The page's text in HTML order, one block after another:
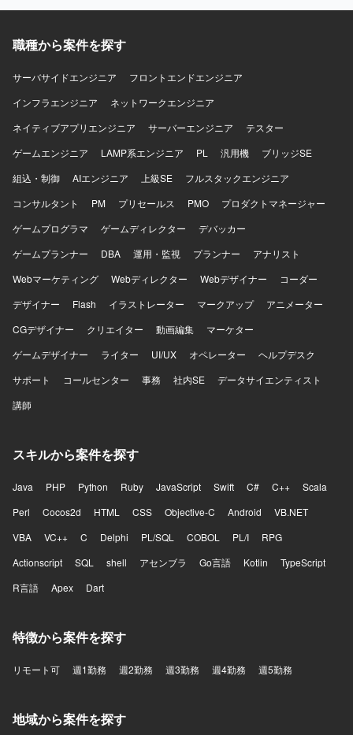
C++による開発経験やUML設計、GoogleTestやAstahなどの
きる環境です。 【開発環境】 開発環境はWindows、実機環
境はμITRONとなります。主な使用言語はC++およびCで
す。UMLドキュメント作成ツールとしてAstahを利用する場
合があります。
職種から案件を探す
サーバサイドエンジニア
フロントエンドエンジニア
インフラエンジニア
ネットワークエンジニア
ネイティブアプリエンジニア
サーバーエンジニア
テスター
ゲームエンジニア
LAMP系エンジニア PL 汎用機
ブリッジSE
組込・制御
AIエンジニア 上級SE
フルスタックエンジニア
コンサルタント
PM プリセールス PMO
プロダクトマネージャー
ゲームプログラマ
ゲームディレクター
デバッカー
ゲームプランナー
DBA 運用・監視 プランナー
アナリスト
Webマーケティング
Webディレクター Webデザイナー
コーダー
デザイナー
Flash イラストレーター マークアップ
アニメーター
CGデザイナー
クリエイター 動画編集
マーケター
ゲームデザイナー
ライター UI/UX オペレーター
ヘルプデスク
サポート
コールセンター 事務 社内SE
データサイエンティスト
講師
スキルから案件を探す
Java PHP Python Ruby JavaScript Swift C# C++
Scala
Perl
Cocos2d HTML CSS Objective-C Android
VB.NET
VBA
VC++ C Delphi PL/SQL COBOL PL/I
RPG
Actionscript
SQL shell アセンブラ Go言語 Kotlin
TypeScript
R言語
Apex Dart
特徴から案件を探す
リモート可 週1勤務 週2勤務 週3勤務 週4勤務 週5勤務
地域から案件を探す